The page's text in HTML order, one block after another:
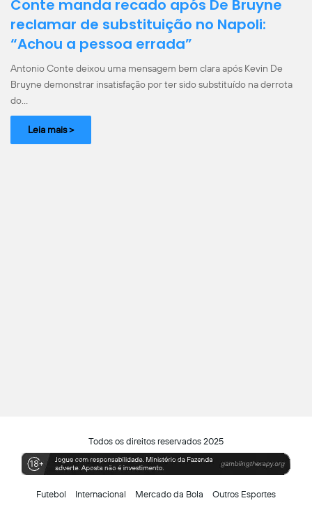
Conte manda recado após De Bruyne
reclamar de substituição no Napoli:
“Achou a pessoa errada”
Antonio Conte deixou uma mensagem bem clara após Kevin De
Bruyne demonstrar insatisfação por ter sido substituído na derrota
do…
Leia mais >
Todos os direitos reservados 2025
Futebol Internacional Mercado da Bola Outros Esportes